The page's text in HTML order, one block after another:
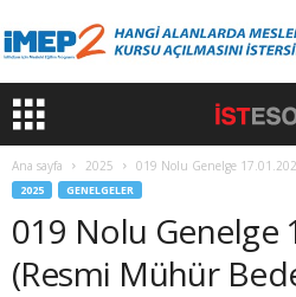
Ana sayfa 2025 019 Nolu Genelge
2025 GENELGELER
019 Nolu Genelge
(Resmi Mühür